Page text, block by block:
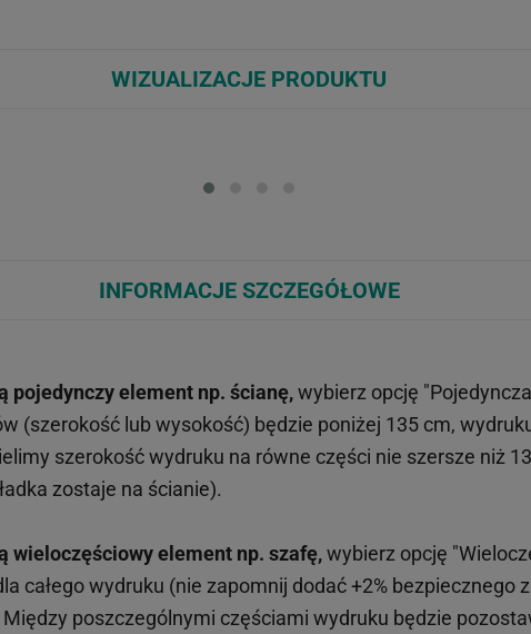
WIZUALIZACJE PRODUKTU
INFORMACJE SZCZEGÓŁOWE
element np. ścianę,wybierz opcję
(szerokość lub wysokość) będzie poniżej 135 cm,
szerokość wydruku na równe części nie szersze niż
zostaje na ścianie).
wieloczęściowy element np. szafę,wybierz opcję
całego wydruku (nie zapomnij dodać +2%
poszczególnymi częściami wydruku będzie